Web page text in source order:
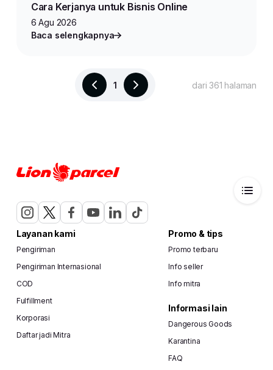
Cara Kerjanya untuk Bisnis Online
6 Agu 2026
Baca selengkapnya
1 dari 361 halaman
Layanan kami
Pengiriman
Pengiriman Internasional
COD
Fulfillment
Korporasi
Daftar jadi Mitra
Promo & tips
Promo terbaru
Info seller
Info mitra
Informasi lain
Dangerous Goods
Karantina
FAQ